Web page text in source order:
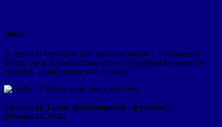
Donar
Tu apoyo es importante para garantizar nuestro funcionamiento /
Gracias por tu donación. Your support is important to ensure our
operation. Thank you for your donation.
Síguenos en Twitter @acaeslanoticia / @rccarlosj /
@PromoACAVzla